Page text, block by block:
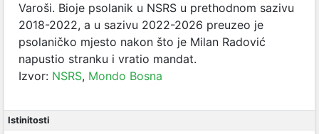
Varoši. Bioje psolanik u NSRS u prethodnom sazivu
2018-2022, a u sazivu 2022-2026 preuzeo je
psolaničko mjesto nakon što je Milan Radović
napustio stranku i vratio mandat.
Izvor: NSRS, Mondo Bosna
Istinitosti